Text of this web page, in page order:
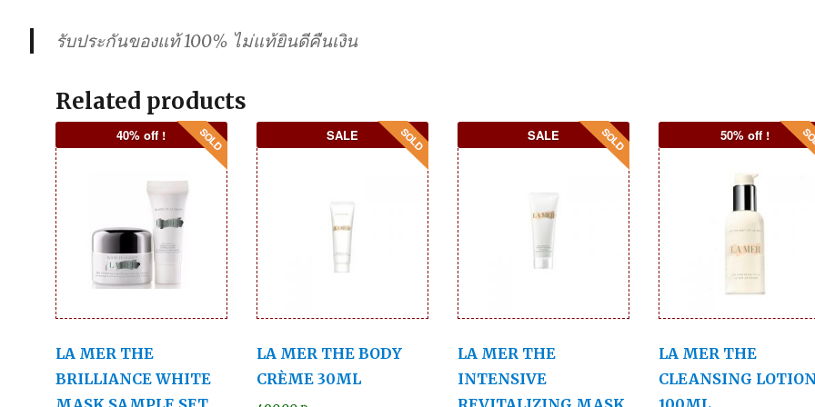
รับประกันของแท้ 100% ไม่แท้ยินดีคืนเงิน
Related products
40% off !
LA MER THE
BRILLIANCE WHITE
SALE
LA MER THE BODY
CRÈME 30ML
SALE
LA MER THE
INTENSIVE
50% off !
LA MER THE
CLEANSING